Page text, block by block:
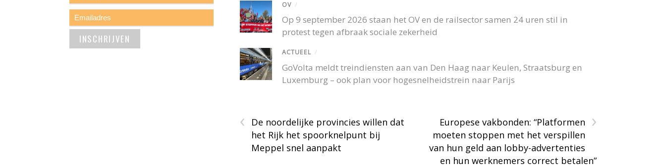
OV /
Op 9 september 2026 staan het OV en de railsector samen 24 uren stil in
protest tegen afbraak sociale zekerheid
ACTUEEL /
GoVolta meldt treindiensten aan van Den Haag naar Keulen, Straatsburg en
Luxemburg – ook plan voor hogesnelheidstrein naar Parijs
‹
De noordelijke provincies willen dat
het Rijk het spoorknelpunt bij
Meppel snel aanpakt
›
Europese vakbonden: “Platformen
moeten stoppen met het verspillen
van hun geld aan lobby-advertenties
en hun werknemers correct betalen”